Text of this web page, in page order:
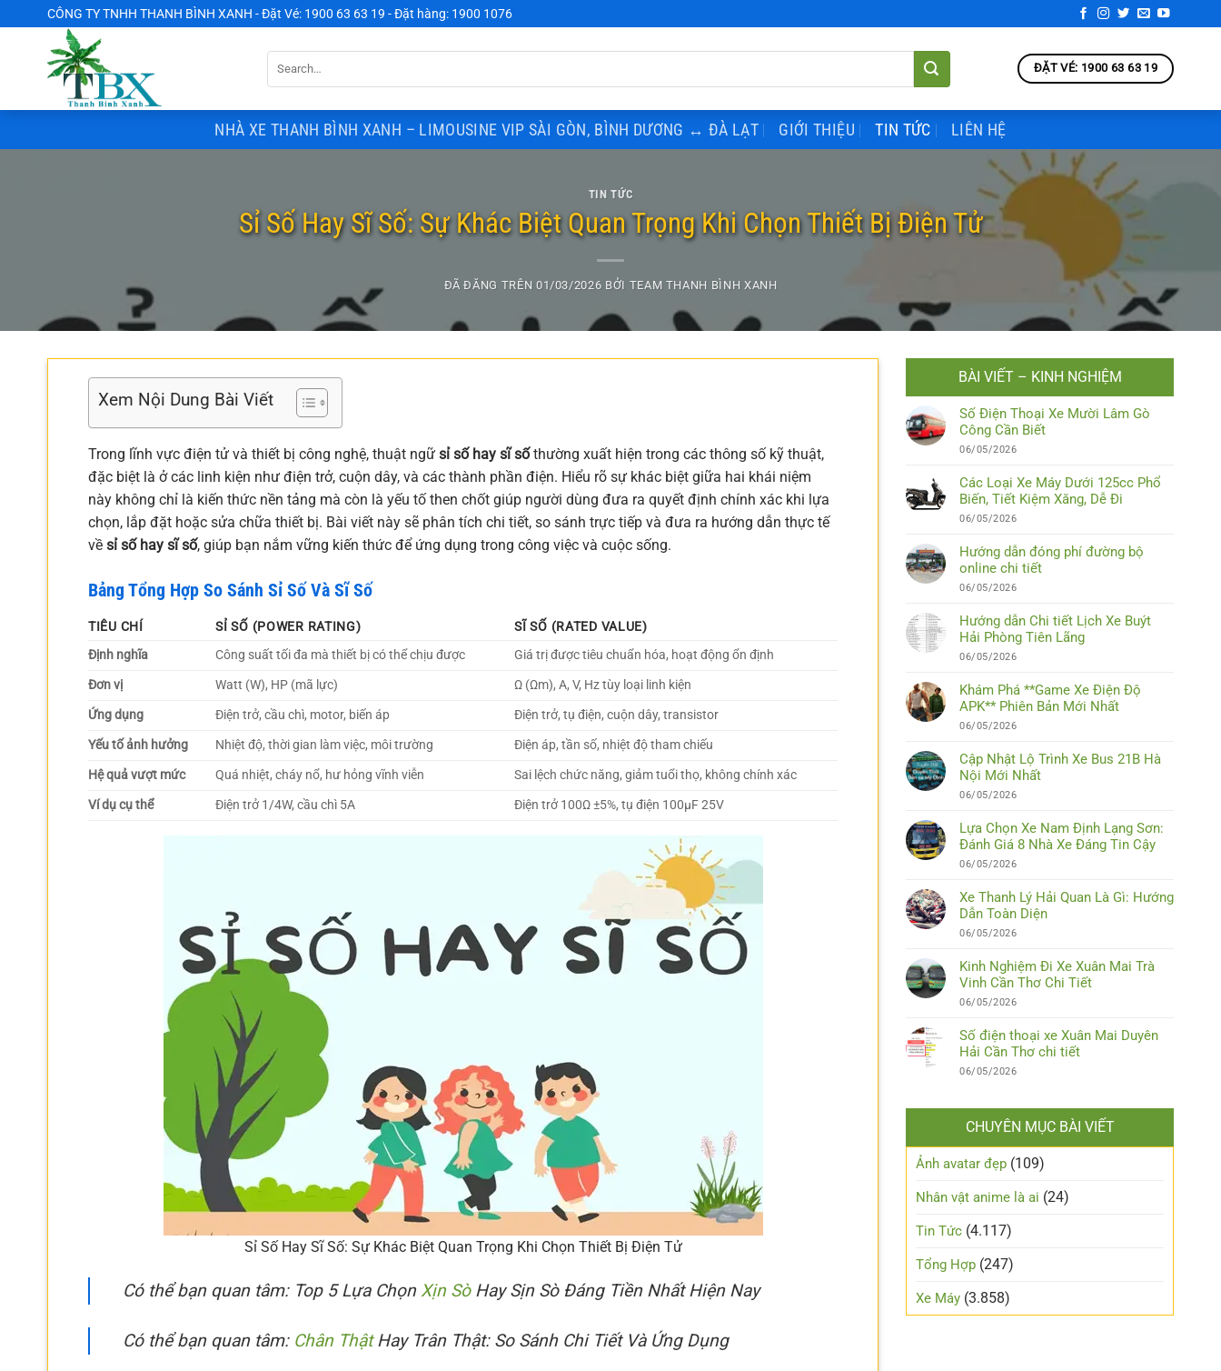
đến
CÔNG TY TNHH THANH BÌNH XANH - Đặt Vé: 1900 63 63 19 - Đặt hàng: 1900 1076
ĐẶT VÉ: 1900 63 63 19
NHÀ XE THANH BÌNH XANH – LIMOUSINE VIP SÀI GÒN, BÌNH DƯƠNG ↔ ĐÀ LẠT GIỚI THIỆU TIN TỨC LIÊN HỆ
TIN TỨC
Sỉ Số Hay Sĩ Số: Sự Khác Biệt Quan Trọng Khi Chọn Thiết Bị Điện Tử
ĐÃ ĐĂNG TRÊN 01/03/2026 BỞI TEAM THANH BÌNH XANH
Xem Nội Dung Bài Viết
Trong lĩnh vực điện tử và thiết bị công nghệ, thuật ngữ sỉ số hay sĩ sốthường xuất hiện trong các thông số kỹ thuật,
đặc biệt là ở các linh kiện như điện trở, cuộn dây, và các thành phần điện. Hiểu rõ sự khác biệt giữa hai khái niệm
này không chỉ là kiến thức nền tảng mà còn là yếu tố then chốt giúp người dùng đưa ra quyết định chính xác khi lựa
chọn, lắp đặt hoặc sửa chữa thiết bị. Bài viết này sẽ phân tích chi tiết, so sánh trực tiếp và đưa ra hướng dẫn thực tế
về sỉ số hay sĩ số, giúp bạn nắm vững kiến thức để ứng dụng trong công việc và cuộc sống.
Bảng Tổng Hợp So Sánh Sỉ Số Và Sĩ Số
TIÊU CHÍ SỈ SỐ (POWER RATING)
SĨ SỐ (RATED VALUE)
Định nghĩa
Công suất tối đa mà thiết bị có thể chịu được
Giá trị được tiêu chuẩn hóa, hoạt động ổn định
Đơn vị
Watt (W), HP (mã lực)
Ω (Ωm), A, V, Hz tùy loại linh kiện
Ứng dụng
Điện trở, cầu chì, motor, biến áp
Điện trở, tụ điện, cuộn dây, transistor
Yếu tố ảnh hưởng
Nhiệt độ, thời gian làm việc, môi trường
Điện áp, tần số, nhiệt độ tham chiếu
Hệ quả vượt mức
Quá nhiệt, cháy nổ, hư hỏng vĩnh viễn
Sai lệch chức năng, giảm tuổi thọ, không chính xác
Ví dụ cụ thể
Điện trở 1/4W, cầu chì 5A Điện trở 100Ω ±5%, tụ điện 100µF 25V
Sỉ Số Hay Sĩ Số: Sự Khác Biệt Quan Trọng Khi Chọn Thiết Bị Điện Tử
Có thể bạn quan tâm: Top 5 Lựa Chọn Xịn SòHay Sịn Sò Đáng Tiền Nhất Hiện Nay
Có thể bạn quan tâm: Chân ThậtHay Trân Thật: So Sánh Chi Tiết Và Ứng Dụng
BÀI VIẾT – KINH NGHIỆM
Số Điện Thoại Xe Mười Lâm Gò
Công Cần Biết
06/05/2026
Các Loại Xe Máy Dưới 125cc Phổ
Biến, Tiết Kiệm Xăng, Dễ Đi
06/05/2026
Hướng dẫn đóng phí đường bộ
online chi tiết
06/05/2026
Hướng dẫn Chi tiết Lịch Xe Buýt
Hải Phòng Tiên Lãng
06/05/2026
Khám Phá **Game Xe Điện Độ
APK** Phiên Bản Mới Nhất
06/05/2026
Cập Nhật Lộ Trình Xe Bus 21B Hà
Nội Mới Nhất
06/05/2026
Lựa Chọn Xe Nam Định Lạng Sơn:
Đánh Giá 8 Nhà Xe Đáng Tin Cậy
06/05/2026
Xe Thanh Lý Hải Quan Là Gì: Hướng
Dẫn Toàn Diện
06/05/2026
Kinh Nghiệm Đi Xe Xuân Mai Trà
Vinh Cần Thơ Chi Tiết
06/05/2026
Số điện thoại xe Xuân Mai Duyên
Hải Cần Thơ chi tiết
06/05/2026
CHUYÊN MỤC BÀI VIẾT
Ảnh avatar đẹp (109)
Nhân vật anime là ai (24)
Tin Tức (4.117)
Tổng Hợp (247)
Xe Máy (3.858)